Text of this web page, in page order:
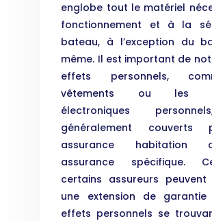
englobe tout le matériel
fonctionnement et à la
bateau, à l’exception du
même. Il est important de
effets personnels,
vêtements ou les
électroniques
généralement couverts
assurance habitation
assurance spécifique.
certains assureurs peuvent
une extension de
effets personnels se